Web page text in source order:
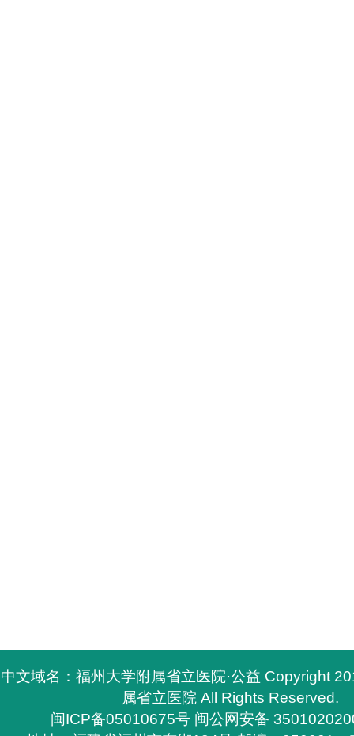
中文域名：福州大学附属省立医院·公益 Copyright
属省立医院 All Rights Reserved.
闽ICP备05010675号 闽公网安备